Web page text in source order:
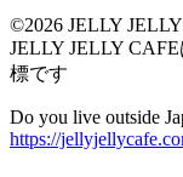
©2026 JELLY
JELLY JELLY
標です
Do you live outside
https://